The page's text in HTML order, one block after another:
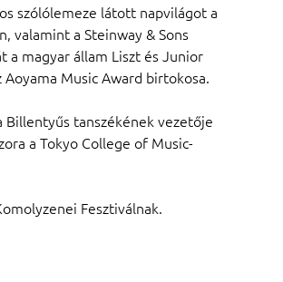
szólólemeze látott napvilágot a
valamint a Steinway & Sons
a magyar állam Liszt és Junior
Music Award birtokosa.
Billentyűs tanszékének vezetője
a Tokyo College of Music-
Fesztiválnak.